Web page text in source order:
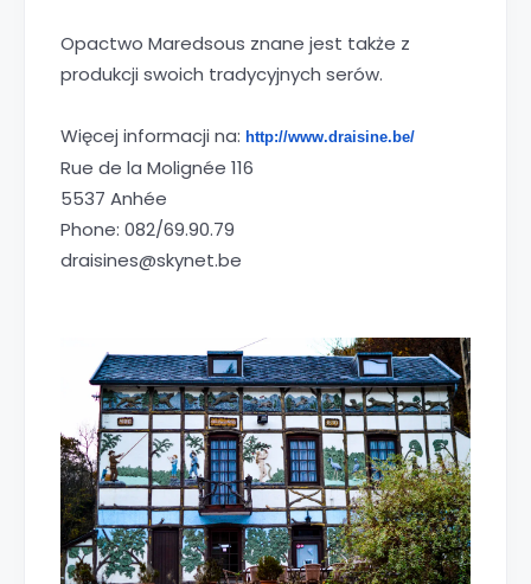
Opactwo Maredsous znane jest także z
produkcji swoich tradycyjnych serów.
Więcej informacji na: http://www.draisine.be/
Rue de la Molignée 116
5537 Anhée
Phone: 082/69.90.79
draisines@skynet.be